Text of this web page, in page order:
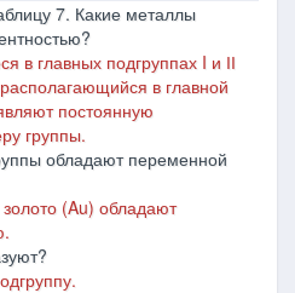
7. Какие металлы
в главных подгруппах I и ІІ
располагающийся в главной
постоянную
группы.
обладают переменной
(Au) обладают